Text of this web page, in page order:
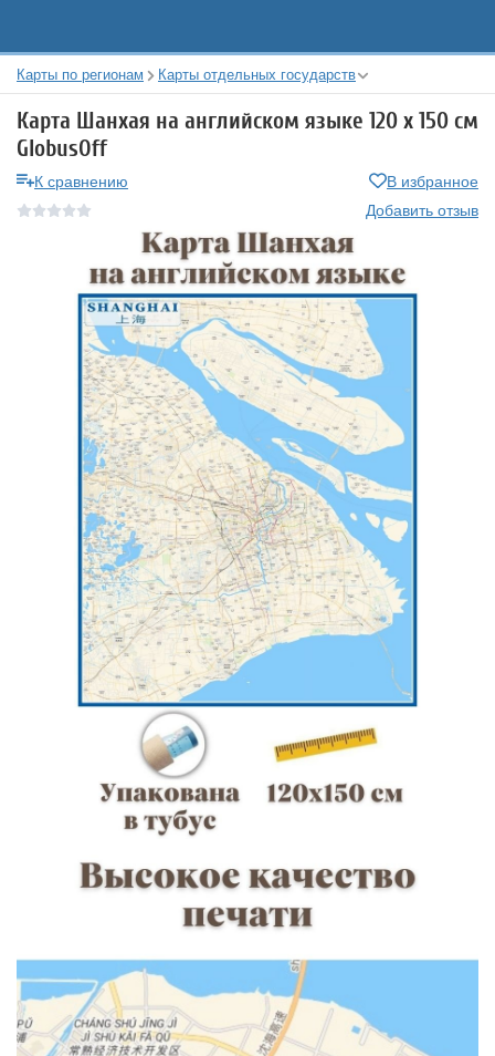
Карты по регионам Карты отдельных государств
Карта Шанхая на английском языке 120 х 150 см
GlobusOff
К сравнению
В избранное
Добавить отзыв